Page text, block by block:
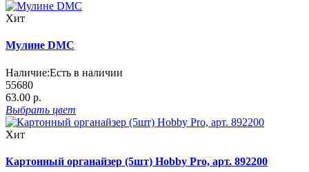
Хит
Мулине DMC
Наличие:Есть в наличии
55680
63.00 р.
Выбрать цвет
Хит
Картонный органайзер (5шт) Hobby Pro, арт. 892200